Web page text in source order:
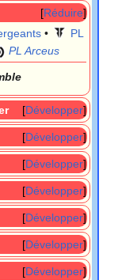
Réduire
•
PL
PL Arceus
Développer
Développer
Développer
Développer
Développer
Développer
Développer